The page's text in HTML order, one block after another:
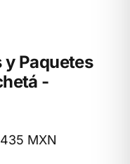
y Paquetes
-
MXN